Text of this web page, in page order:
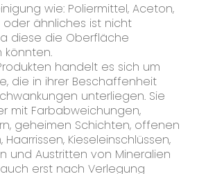
wie: Poliermittel, Aceton,
oder ähnliches ist nicht
diese die Oberfläche
handelt es sich um
die in ihrer Beschaffenheit
unterliegen. Sie
mit Farbabweichungen,
geheimen Schichten, offenen
Haarrissen, Kieseleinschlüssen,
und Austritten von Mineralien
erst nach Verlegung